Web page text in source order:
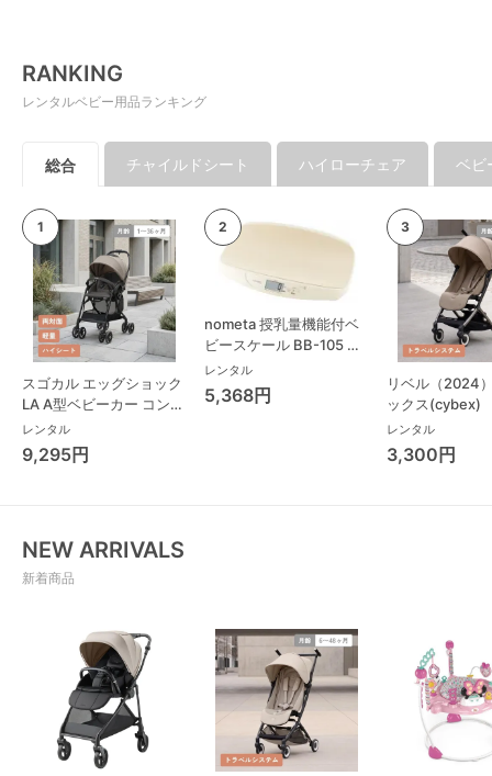
RANKING
レンタルベビー用品ランキング
総合 チャイルドシート ハイローチェア ベビ
スゴカル エッグショック
LA A型ベビーカー コンビ
(Combi)
レンタル
9,295円
nometa 授乳量機能付ベ
ビースケール BB-105 タ
ニタ(TANITA) ベビースケ
ール・体重計
レンタル
5,368円
リベル（2024
ックス(cybex)
レンタル
3,300円
NEW ARRIVALS
新着商品